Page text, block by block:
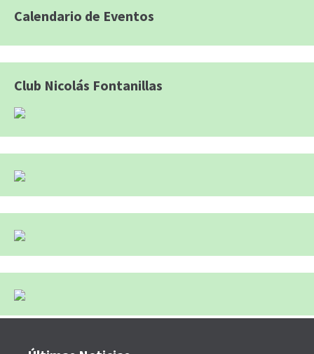
Calendario de Eventos
Club Nicolás Fontanillas